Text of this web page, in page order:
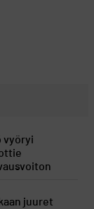
vyöryi
juuret